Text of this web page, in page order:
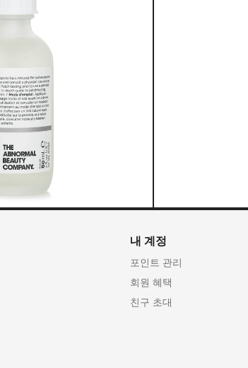
내 계정
포인트 관리
회원 혜택
친구 초대